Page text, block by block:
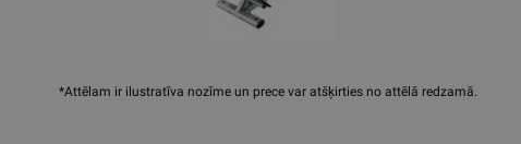
*Attēlam ir ilustratīva nozīme un prece var atšķirties no attēlā redzamā.